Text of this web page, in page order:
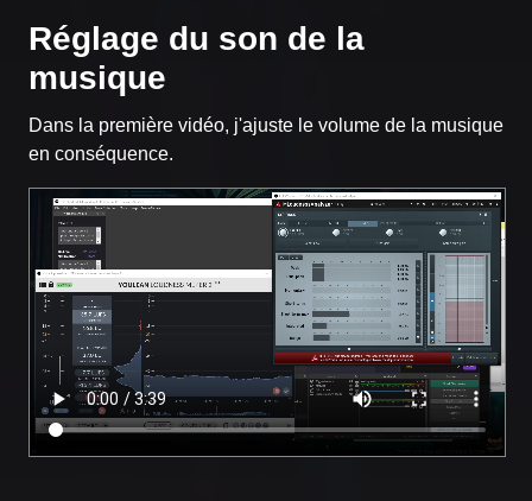
Réglage du son de la
musique
Dans la première vidéo, j'ajuste le volume de la musique
en conséquence.